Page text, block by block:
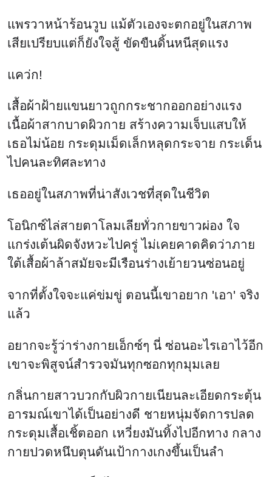
แพรวาหน้าร้อนวูบ แม้ตัวเองจะตกอยู่ในสภาพ
เสียเปรียบแต่ก็ยังใจสู้ ขัดขืนดิ้นหนีสุดแรง
แคว่ก!
เสื้อผ้าฝ้ายแขนยาวถูกกระชากออกอย่างแรง
เนื้อผ้าสากบาดผิวกาย สร้างความเจ็บแสบให้
เธอไม่น้อย กระดุมเม็ดเล็กหลุดกระจาย กระเด็น
ไปคนละทิศละทาง
เธออยู่ในสภาพที่น่าสังเวชที่สุดในชีวิต
โอนิกซ์ไล่สายตาโลมเลียทั่วกายขาวผ่อง ใจ
แกร่งเต้นผิดจังหวะไปครู่ ไม่เคยคาดคิดว่าภาย
ใต้เสื้อผ้าล้าสมัยจะมีเรือนร่างเย้ายวนซ่อนอยู่
จากที่ตั้งใจจะแค่ข่มขู่ ตอนนี้เขาอยาก 'เอา' จริง
แล้ว
อยากจะรู้ว่าร่างกายเอ็กซ์ๆ นี่ ซ่อนอะไรเอาไว้อีก
เขาจะพิสูจน์สำรวจมันทุกซอกทุกมุมเลย
กลิ่นกายสาวบวกกับผิวกายเนียนละเอียดกระตุ้น
อารมณ์เขาได้เป็นอย่างดี ชายหนุ่มจัดการปลด
กระดุมเสื้อเชิ้ตออก เหวี่ยงมันทิ้งไปอีกทาง กลาง
กายปวดหนึบตุนดันเป้ากางเกงขึ้นเป็นลำ